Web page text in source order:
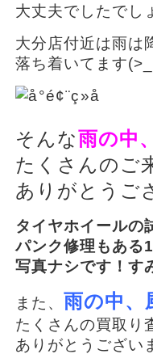
大丈夫でしたでし
大分店付近は雨は
落ち着いてます
そんな雨の中
たくさんのご
ありがとうご
タイヤホイールの
パンク修理もある
写真ナシです！す
また、 雨の中、
たくさんの買取り
ありがとうござい